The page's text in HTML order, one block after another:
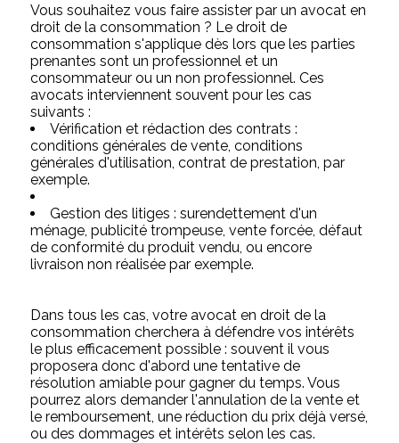
Vous souhaitez vous faire assister par un avocat en
droit de la consommation ? Le droit de
consommation s'applique dès lors que les parties
prenantes sont un professionnel et un
consommateur ou un non professionnel. Ces
avocats interviennent souvent pour les cas
suivants :
Vérification et rédaction des contrats :
conditions générales de vente, conditions
générales d'utilisation, contrat de prestation, par
exemple.
Gestion des litiges : surendettement d'un
ménage, publicité trompeuse, vente forcée, défaut
de conformité du produit vendu, ou encore
livraison non réalisée par exemple.
Dans tous les cas, votre avocat en droit de la
consommation cherchera à défendre vos intérêts
le plus efficacement possible : souvent il vous
proposera donc d'abord une tentative de
résolution amiable pour gagner du temps. Vous
pourrez alors demander l'annulation de la vente et
le remboursement, une réduction du prix déjà versé,
ou des dommages et intérêts selon les cas.